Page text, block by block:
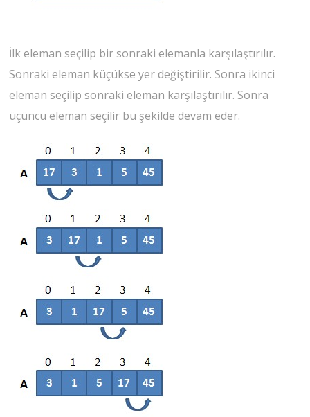
İlk eleman seçilip bir sonraki elemanla karşılaştırılır.
Sonraki eleman küçükse yer değiştirilir. Sonra ikinci
eleman seçilip sonraki eleman karşılaştırılır. Sonra
üçüncü eleman seçilir bu şekilde devam eder.